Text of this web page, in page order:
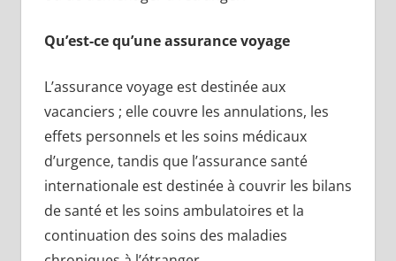
Qu’est-ce qu’une assurance voyage
L’assurance voyage est destinée aux
vacanciers ; elle couvre les annulations, les
effets personnels et les soins médicaux
d’urgence, tandis que l’assurance santé
internationale est destinée à couvrir les bilans
de santé et les soins ambulatoires et la
continuation des soins des maladies